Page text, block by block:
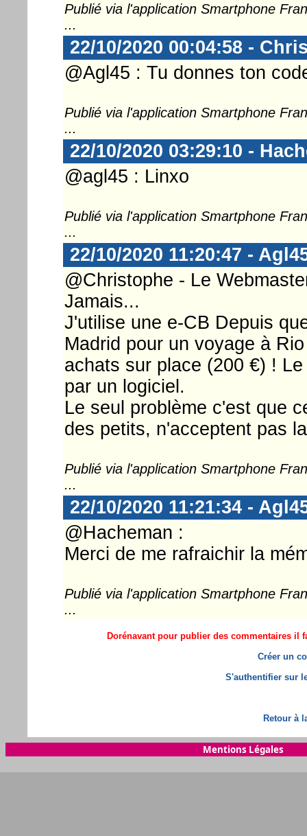
Publié via l'application Smartphone
...
22/10/2020 00:04:58 -
@Agl45 : Tu donnes ton
Publié via l'application Smartphone
...
22/10/2020 03:29:10 -
@agl45 : Linxo
Publié via l'application Smartphone
...
22/10/2020 11:20:47 -
@Christophe - Le
Jamais...
J'utilise une e-CB Depuis
Madrid pour un voyage à
achats sur place (200 €) !
par un logiciel.
Le seul problème c'est que
des petits, n'acceptent pas
Publié via l'application Smartphone
...
22/10/2020 11:21:34 -
@Hacheman :
Merci de me rafraichir la
Publié via l'application Smartphone
...
Dorénavant pour publier des commentaires il
Créer un
S'authentifier sur
Retour à
Mentions Légales